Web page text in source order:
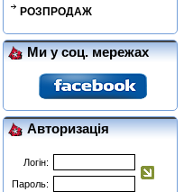
РОЗПРОДАЖ
Ми у соц. мережах
Авторизація
Логін:
Пароль: